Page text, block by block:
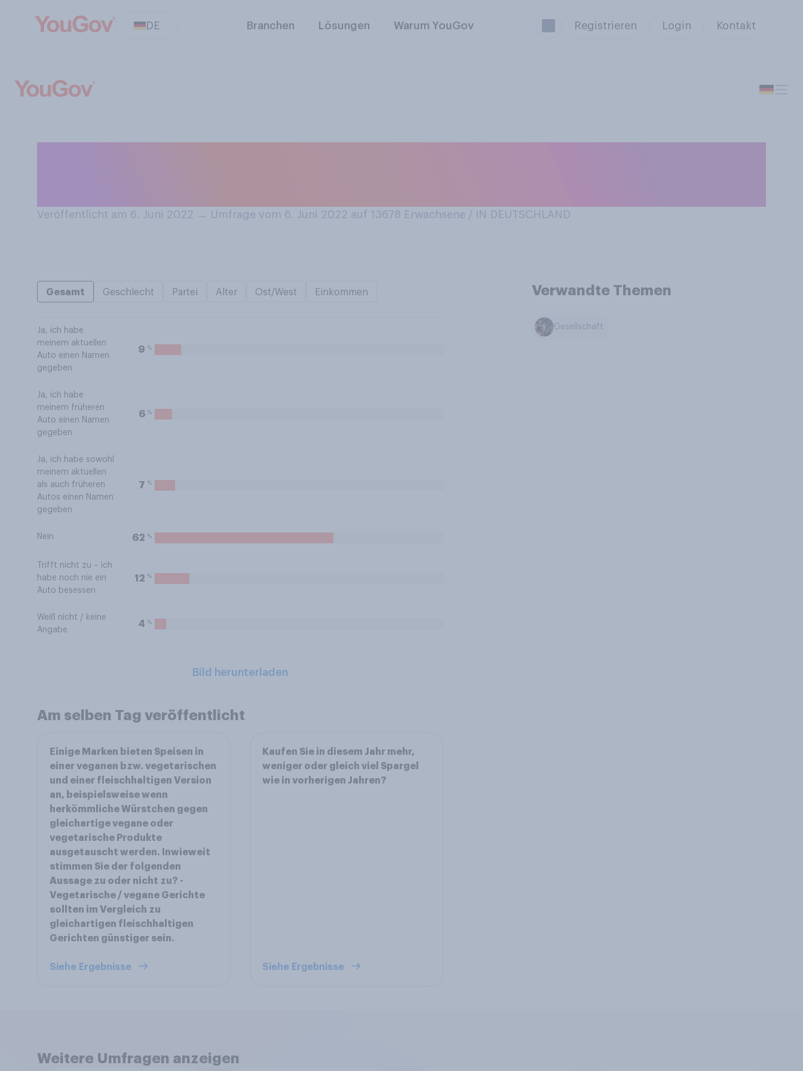
DE Branchen Lösungen Warum YouGov Registrieren Login Kontakt
Veröffentlicht am 6. Juni 2022 → Umfrage vom 6. Juni 2022 auf 13678 Erwachsene / IN DEUTSCHLAND
Gesamt Geschlecht Partei Alter Ost/West Einkommen
Ja, ich habe
meinem aktuellen
Auto einen Namen
gegeben
9 %
Ja, ich habe
meinem früheren
Auto einen Namen
gegeben
6 %
Ja, ich habe sowohl
meinem aktuellen
als auch früheren
Autos einen Namen
gegeben
7 %
Nein 62 %
Trifft nicht zu – ich
habe noch nie ein
Auto besessen
12 %
Weiß nicht / keine
Angabe
4 %
Bild herunterladen
Verwandte Themen
Gesellschaft
Am selben Tag veröffentlicht
Einige Marken bieten Speisen in
einer veganen bzw. vegetarischen
und einer fleischhaltigen Version
an, beispielsweise wenn
herkömmliche Würstchen gegen
gleichartige vegane oder
vegetarische Produkte
ausgetauscht werden. Inwieweit
stimmen Sie der folgenden
Aussage zu oder nicht zu? -
Vegetarische / vegane Gerichte
sollten im Vergleich zu
gleichartigen fleischhaltigen
Gerichten günstiger sein.
Siehe Ergebnisse
Kaufen Sie in diesem Jahr mehr,
weniger oder gleich viel Spargel
wie in vorherigen Jahren?
Siehe Ergebnisse
Weitere Umfragen anzeigen